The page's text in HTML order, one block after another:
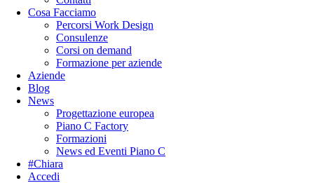
Cosa Facciamo
Percorsi Work Design
Consulenze
Corsi on demand
Formazione per aziende
Aziende
Blog
News
Progettazione europea
Piano C Factory
Formazioni
News ed Eventi Piano C
#Chiara
Accedi